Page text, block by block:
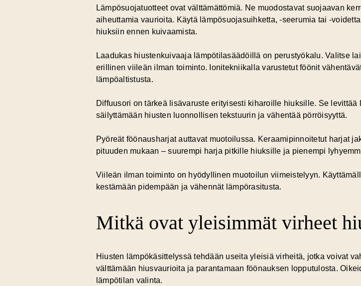
Lämpösuojatuotteet ovat välttämättömiä. Ne muodostavat suojaavan
aiheuttamia vaurioita. Käytä lämpösuojasuihketta, -seerumia tai -
hiuksiin ennen kuivaamista.
Laadukas hiustenkuivaaja lämpötilasäädöillä on perustyökalu. Valitse
erillinen viileän ilman toiminto. Ionitekniikalla varustetut föönit
lämpöaltistusta.
Diffuusori on tärkeä lisävaruste erityisesti kiharoille hiuksille. Se
säilyttämään hiusten luonnollisen tekstuurin ja vähentää pörröisyyttä.
Pyöreät föönausharjat auttavat muotoilussa. Keraamipinnoitetut harjat
pituuden mukaan – suurempi harja pitkille hiuksille ja pienempi
Viileän ilman toiminto on hyödyllinen muotoilun viimeistelyyn.
kestämään pidempään ja vähennät lämpörasitusta.
Mitkä ovat yleisimmät virheet
Hiusten lämpökäsittelyssä tehdään useita yleisiä virheitä, jotka voivat
välttämään hiusvaurioita ja parantamaan föönauksen lopputulosta.
lämpötilan valinta.